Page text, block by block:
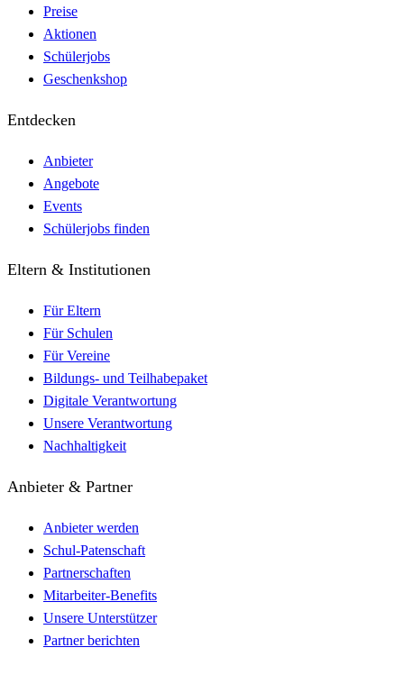
Preise
Aktionen
Schülerjobs
Geschenkshop
Entdecken
Anbieter
Angebote
Events
Schülerjobs finden
Eltern & Institutionen
Für Eltern
Für Schulen
Für Vereine
Bildungs- und Teilhabepaket
Digitale Verantwortung
Unsere Verantwortung
Nachhaltigkeit
Anbieter & Partner
Anbieter werden
Schul-Patenschaft
Partnerschaften
Mitarbeiter-Benefits
Unsere Unterstützer
Partner berichten